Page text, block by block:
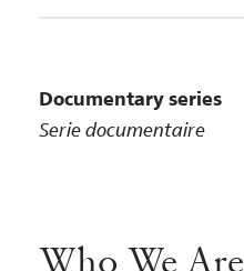
Documentary series
Serie documentaire
Who We Are